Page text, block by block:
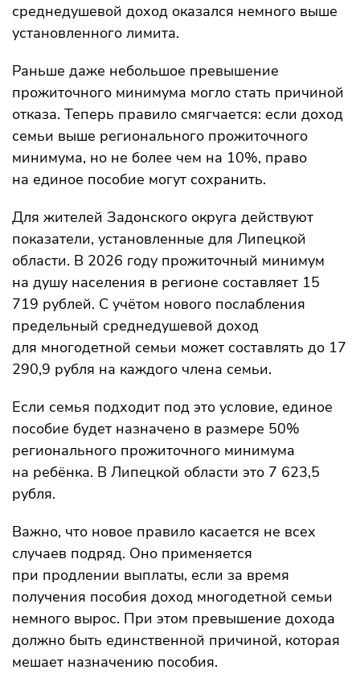
среднедушевой доход оказался немного выше
установленного лимита.
Раньше даже небольшое превышение
прожиточного минимума могло стать причиной
отказа. Теперь правило смягчается: если доход
семьи выше регионального прожиточного
минимума, но не более чем на 10%, право
на единое пособие могут сохранить.
Для жителей Задонского округа действуют
показатели, установленные для Липецкой
области. В 2026 году прожиточный минимум
на душу населения в регионе составляет 15
719 рублей. С учётом нового послабления
предельный среднедушевой доход
для многодетной семьи может составлять до 17
290,9 рубля на каждого члена семьи.
Если семья подходит под это условие, единое
пособие будет назначено в размере 50%
регионального прожиточного минимума
на ребёнка. В Липецкой области это 7 623,5
рубля.
Важно, что новое правило касается не всех
случаев подряд. Оно применяется
при продлении выплаты, если за время
получения пособия доход многодетной семьи
немного вырос. При этом превышение дохода
должно быть единственной причиной, которая
мешает назначению пособия.